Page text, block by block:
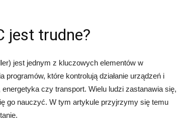
jest trudne?
jest jednym z kluczowych elementów w
które kontrolują działanie urządzeń i
czy transport. Wielu ludzi zastanawia się,
go nauczyć. W tym artykule przyjrzymy się temu